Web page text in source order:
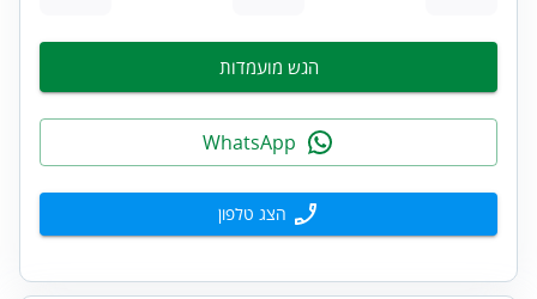
הגש מועמדות
הצג טלפון